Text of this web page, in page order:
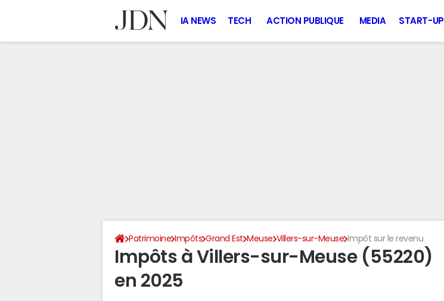
IA NEWS TECH ACTION PUBLIQUE MEDIA START-UP
Patrimoine Impôts Grand Est Meuse Villers-sur-Meuse Impôt sur le revenu
Impôts à Villers-sur-Meuse (55220)
en 2025